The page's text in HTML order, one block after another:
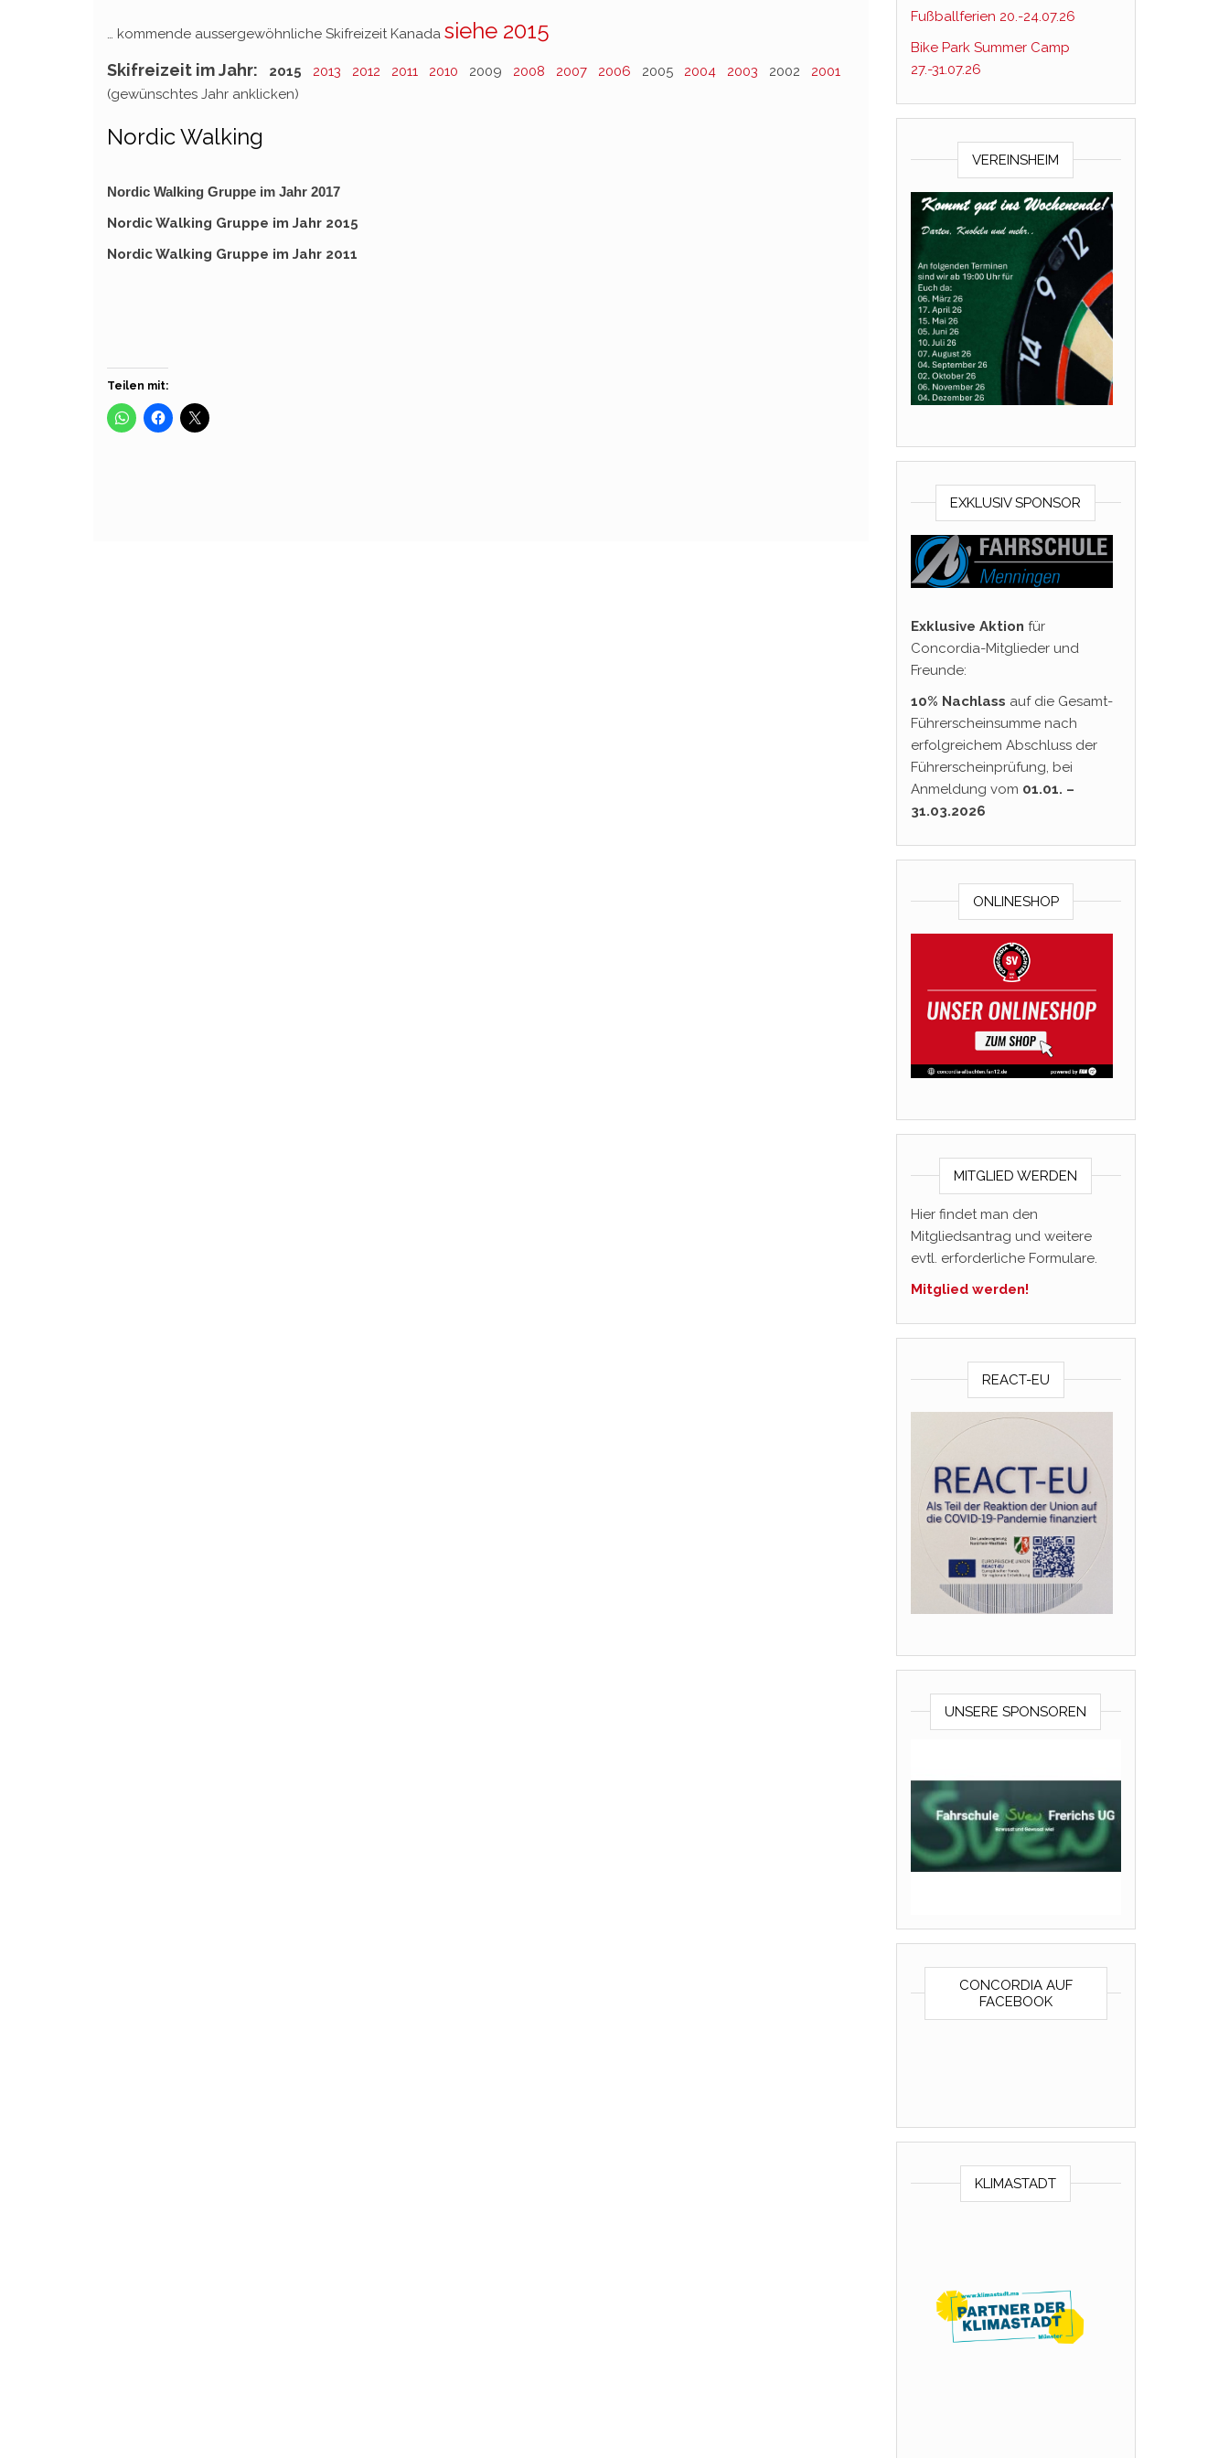
… kommende aussergewöhnliche Skifreizeit Kanada siehe 2015
Skifreizeit im Jahr: 2015 2013 2012 2011 2010 2009 2008 2007 2006 2005 2004 2003 2002 2001
(gewünschtes Jahr anklicken)
Nordic Walking
Nordic Walking Gruppe im Jahr 2017
Nordic Walking Gruppe im Jahr 2015
Nordic Walking Gruppe im Jahr 2011
Teilen mit:
Fußballferien 20.-24.07.26
Bike Park Summer Camp
27.-31.07.26
VEREINSHEIM
EXKLUSIV SPONSOR
Exklusive Aktion für
Concordia-Mitglieder und
Freunde:
10% Nachlass auf die Gesamt-
Führerscheinsumme nach
erfolgreichem Abschluss der
Führerscheinprüfung, bei
Anmeldung vom 01.01. –
31.03.2026
ONLINESHOP
MITGLIED WERDEN
Hier findet man den
Mitgliedsantrag und weitere
evtl. erforderliche Formulare.
Mitglied werden!
REACT-EU
UNSERE SPONSOREN
CONCORDIA AUF
FACEBOOK
KLIMASTADT